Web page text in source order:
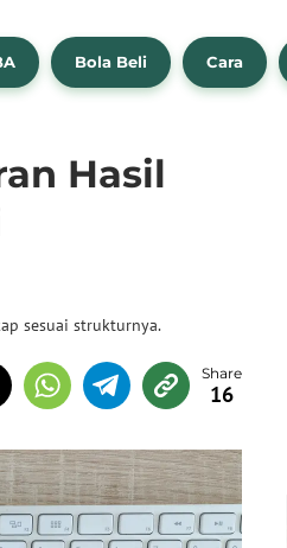
Bola Beli Cara
Hasil
sesuai strukturnya.
16